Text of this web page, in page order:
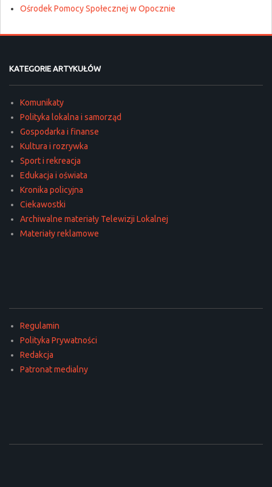
Ośrodek Pomocy Społecznej w Opocznie
KATEGORIE ARTYKUŁÓW
Komunikaty
Polityka lokalna i samorząd
Gospodarka i finanse
Kultura i rozrywka
Sport i rekreacja
Edukacja i oświata
Kronika policyjna
Ciekawostki
Archiwalne materiały Telewizji Lokalnej
Materiały reklamowe
Regulamin
Polityka Prywatności
Redakcja
Patronat medialny